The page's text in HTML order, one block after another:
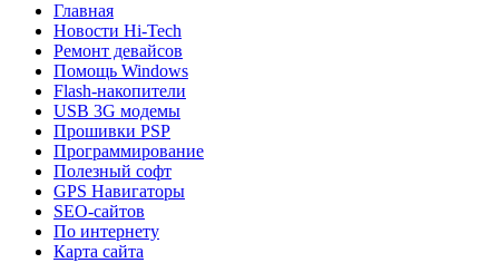
Главная
Новости Hi-Tech
Ремонт девайсов
Помощь Windows
Flash-накопители
USB 3G модемы
Прошивки PSP
Программирование
Полезный софт
GPS Навигаторы
SEO-сайтов
По интернету
Карта сайта